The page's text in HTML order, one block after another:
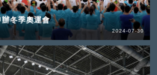
冬季奧運會
2024-07-30